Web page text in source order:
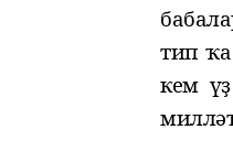
тип
кем